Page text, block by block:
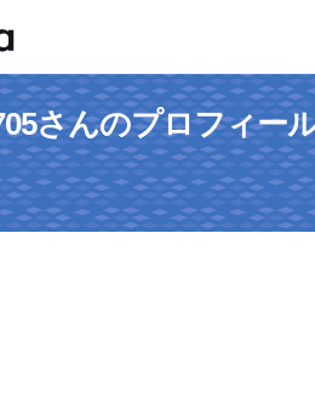
さんのプロフィー